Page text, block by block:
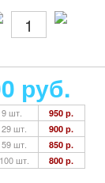
руб.
шт. 950 р.
шт. 900 р.
шт. 850 р.
шт. 800 р.